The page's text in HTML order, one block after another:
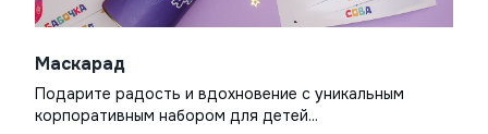
Маскарад
Подарите радость и вдохновение с уникальным
корпоративным набором для детей...